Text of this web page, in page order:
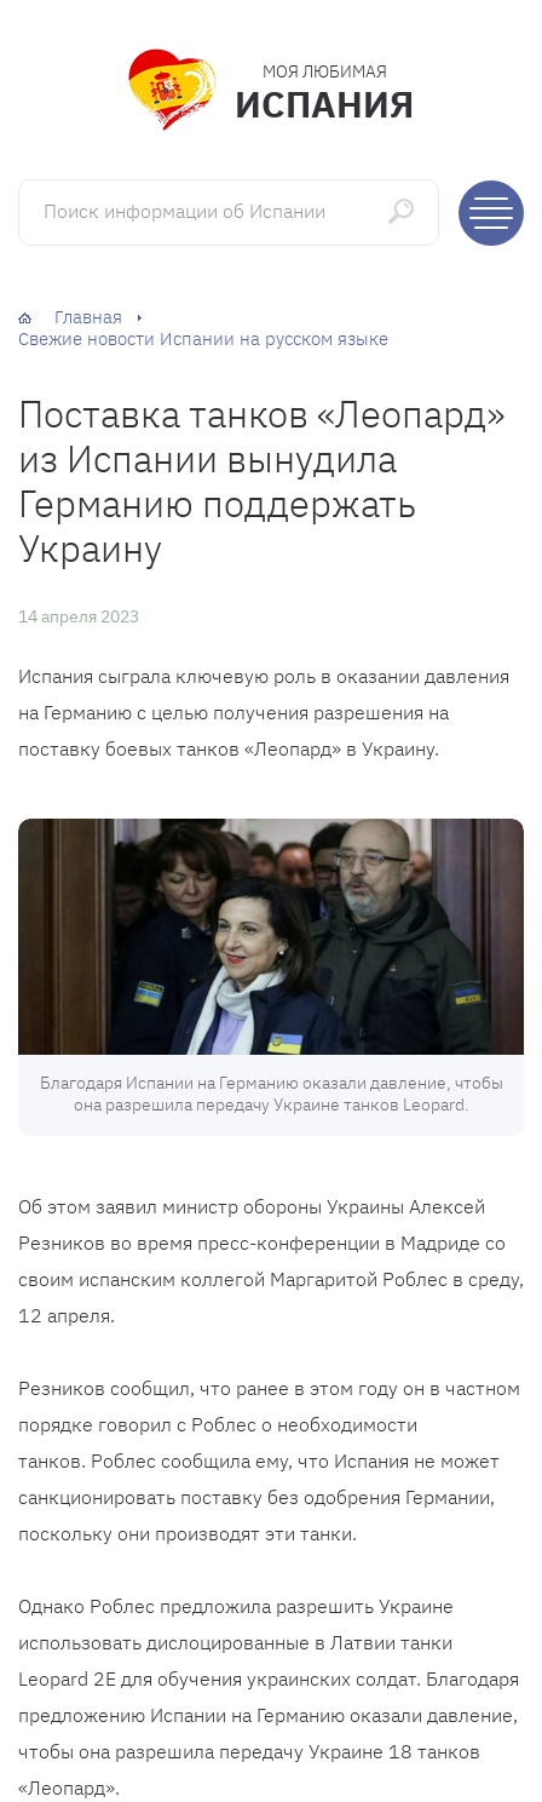
МОЯ ЛЮБИМАЯ
ИСПАНИЯ
Поиск информации об Испании
Главная
Свежие новости Испании на русском языке
Поставка танков «Леопард»
из Испании вынудила
Германию поддержать
Украину
14 апреля 2023
Испания сыграла ключевую роль в оказании давления
на Германию с целью получения разрешения на
поставку боевых танков «Леопард» в Украину.
Благодаря Испании на Германию оказали давление, чтобы
она разрешила передачу Украине танков Leopard.
Об этом заявил министр обороны Украины Алексей
Резников во время пресс-конференции в Мадриде со
своим испанским коллегой Маргаритой Роблес в среду,
12 апреля.
Резников сообщил, что ранее в этом году он в частном
порядке говорил с Роблес о необходимости
танков. Роблес сообщила ему, что Испания не может
санкционировать поставку без одобрения Германии,
поскольку они производят эти танки.
Однако Роблес предложила разрешить Украине
использовать дислоцированные в Латвии танки
Leopard 2E для обучения украинских солдат. Благодаря
предложению Испании на Германию оказали давление,
чтобы она разрешила передачу Украине 18 танков
«Леопард».